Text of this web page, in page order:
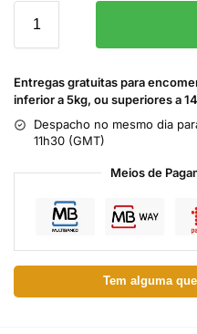
Entregas gratuitas para
inferior a 5kg, ou superiores a
Despacho no mesmo dia
11h30 (GMT)
Meios de
Tem alguma